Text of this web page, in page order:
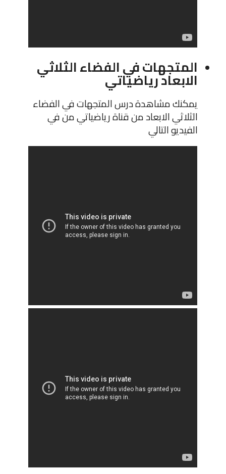
المتجهات في الفضاء الثلاثي
الابعاد رياضياتي
يمكنك مشاهدة درس المتجهات في الفضاء
الثلاثي الابعاد من قناة رياضياتي من في
الفيديو التالي